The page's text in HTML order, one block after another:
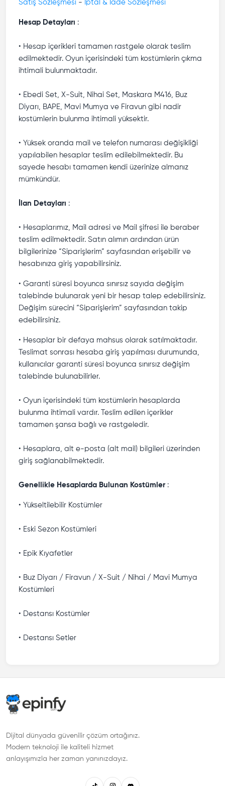
Satış Sözleşmesi - İptal & İade Sözleşmesi
Hesap Detayları :
• Hesap içerikleri tamamen rastgele olarak teslim
edilmektedir. Oyun içerisindeki tüm kostümlerin çıkma
ihtimali bulunmaktadır.
• Ebedi Set, X-Suit, Nihai Set, Maskara M416, Buz
Diyarı, BAPE, Mavi Mumya ve Firavun gibi nadir
kostümlerin bulunma ihtimali yüksektir.
• Yüksek oranda mail ve telefon numarası değişikliği
yapılabilen hesaplar teslim edilebilmektedir. Bu
sayede hesabı tamamen kendi üzerinize almanız
mümkündür.
İlan Detayları :
• Hesaplarımız, Mail adresi ve Mail şifresi ile beraber
teslim edilmektedir. Satın alımın ardından ürün
bilgilerinize “Siparişlerim” sayfasından erişebilir ve
hesabınıza giriş yapabilirsiniz.
• Garanti süresi boyunca sınırsız sayıda değişim
talebinde bulunarak yeni bir hesap talep edebilirsiniz.
Değişim sürecini “Siparişlerim” sayfasından takip
edebilirsiniz.
• Hesaplar bir defaya mahsus olarak satılmaktadır.
Teslimat sonrası hesaba giriş yapılması durumunda,
kullanıcılar garanti süresi boyunca sınırsız değişim
talebinde bulunabilirler.
• Oyun içerisindeki tüm kostümlerin hesaplarda
bulunma ihtimali vardır. Teslim edilen içerikler
tamamen şansa bağlı ve rastgeledir.
• Hesaplara, alt e-posta (alt mail) bilgileri üzerinden
giriş sağlanabilmektedir.
Genellikle Hesaplarda Bulunan Kostümler :
• Yükseltilebilir Kostümler
• Eski Sezon Kostümleri
• Epik Kıyafetler
• Buz Diyarı / Firavun / X-Suit / Nihai / Mavi Mumya
Kostümleri
• Destansı Kostümler
• Destansı Setler
Dijital dünyada güvenilir çözüm ortağınız.
Modern teknoloji ile kaliteli hizmet
anlayışımızla her zaman yanınızdayız.